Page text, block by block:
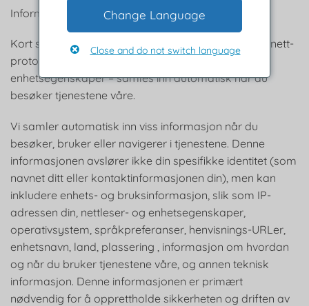
Informasjon samlet inn automatisk
Kort sagt: Noe informasjon – for eksempel din Internett-
protokoll (IP)-adresse og/eller nettleser- og
enhetsegenskaper – samles inn automatisk når du
besøker tjenestene våre.
Vi samler automatisk inn viss informasjon når du
besøker, bruker eller navigerer i tjenestene. Denne
informasjonen avslører ikke din spesifikke identitet (som
navnet ditt eller kontaktinformasjonen din), men kan
inkludere enhets- og bruksinformasjon, slik som IP-
adressen din, nettleser- og enhetsegenskaper,
operativsystem, språkpreferanser, henvisnings-URLer,
enhetsnavn, land, plassering , informasjon om hvordan
og når du bruker tjenestene våre, og annen teknisk
informasjon. Denne informasjonen er primært
nødvendig for å opprettholde sikkerheten og driften av
Change Language
Close and do not switch language